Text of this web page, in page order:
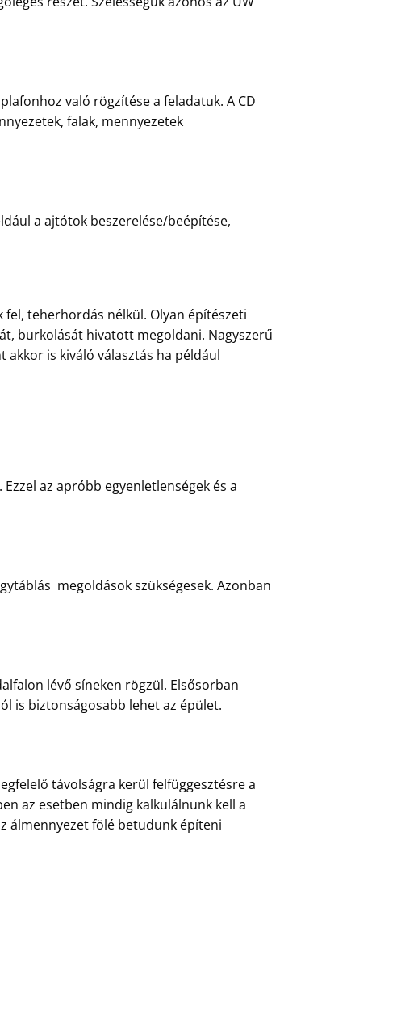
való rögzítése a feladatuk. A CD
falak, mennyezetek
a ajtótok beszerelése/beépítése,
teherhordás nélkül. Olyan építészeti
burkolását hivatott megoldani. Nagyszerű
is kiváló választás ha például
az apróbb egyenletlenségek és a
megoldások szükségesek. Azonban
lévő síneken rögzül. Elsősorban
is biztonságosabb lehet az épület.
távolságra kerül felfüggesztésre a
az esetben mindig kalkulálnunk kell a
álmennyezet fölé betudunk építeni